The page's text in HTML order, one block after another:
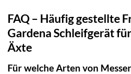
FAQ – Häufig gestellte
Gardena Schleifgerät
Äxte
Für welche Arten von